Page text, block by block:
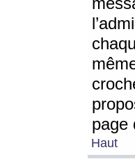
page
Haut